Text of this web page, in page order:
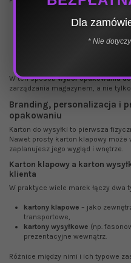
Dla
* Nie
powiązać minimalne stany
regularnie analizować, które
W ten sposóbwybór opakowania
zarządzania magazynem, a nie
Branding, personalizacja i
opakowaniu
Karton do wysyłki to pierwsza
Nawet prosty karton klapowy może
zaplanujesz jego wygląd i wnętrze.
Karton klapowy a karton
klienta
W praktyce wiele marek łączy dwa
kartony klapowe – jako
transportowe,
kartony wysyłkowe (np.
prezentacyjne wewnątrz.
Różnice między nimi i ich typowe